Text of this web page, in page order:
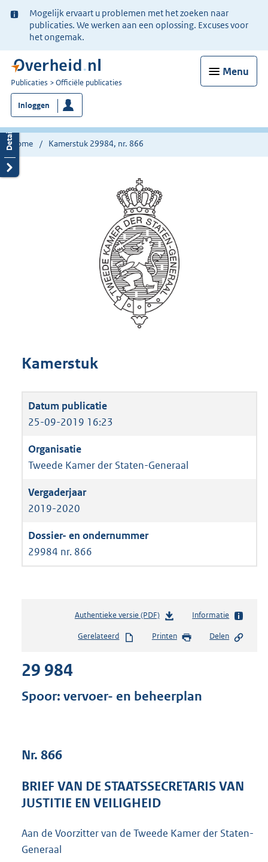
Ter
informatie:
Mogelijk ervaart u problemen met het zoeken naar
publicaties. We werken aan een oplossing. Excuses voor
het ongemak.
Menu
U
bent
nu
hier:
Publicaties Officiële publicaties
Inloggen
Home Kamerstuk 29984, nr. 866
Kamerstuk
25-09-2019 16:23
Tweede Kamer der Staten-Generaal
2019-2020
29984 nr. 866
Authentieke versie (PDF)b
s
s
e
:
7
Informatie
Gerelateerd Printen Delen
29 984
Spoor: vervoer- en beheerplan
Nr. 866
BRIEF VAN DE STAATSSECRETARIS VAN
JUSTITIE EN VEILIGHEID
Aan de Voorzitter van de Tweede Kamer der Staten-
Generaal